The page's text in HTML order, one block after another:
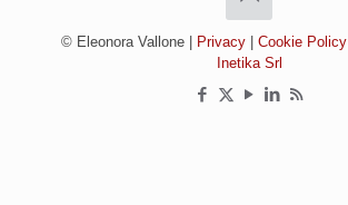
© Eleonora Vallone | Privacy Cookie Policy
Inetika Srl